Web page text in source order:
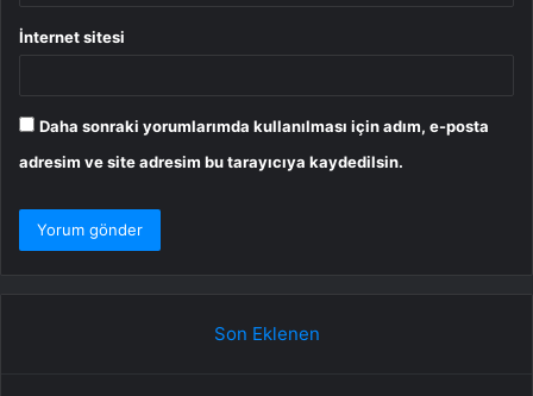
İnternet sitesi
Daha sonraki yorumlarımda kullanılması için adım, e-posta
adresim ve site adresim bu tarayıcıya kaydedilsin.
Son Eklenen